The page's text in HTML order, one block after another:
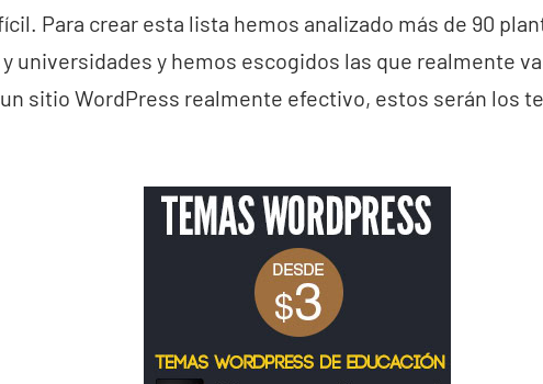
Para crear esta lista hemos analizado más de 90
universidades y hemos escogidos las que realmente
sitio WordPress realmente efectivo, estos serán los